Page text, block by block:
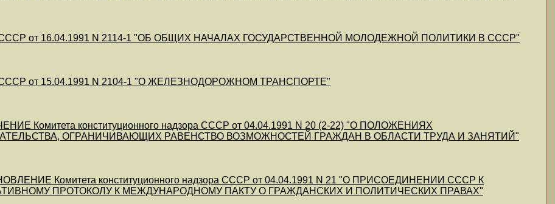
от 16.04.1991 N 2114-1 "ОБ ОБЩИХ НАЧАЛАХ ГОСУДАРСТВЕННОЙ МОЛОДЕЖНОЙ ПОЛИТИКИ В СССР"
от 15.04.1991 N 2104-1 "О ЖЕЛЕЗНОДОРОЖНОМ ТРАНСПОРТЕ"
Комитета конституционного надзора СССР от 04.04.1991 N 20 (2-22) "О ПОЛОЖЕНИЯХ
ОГРАНИЧИВАЮЩИХ РАВЕНСТВО ВОЗМОЖНОСТЕЙ ГРАЖДАН В ОБЛАСТИ ТРУДА И ЗАНЯТИЙ"
Комитета конституционного надзора СССР от 04.04.1991 N 21 "О ПРИСОЕДИНЕНИИ СССР К
ПРОТОКОЛУ К МЕЖДУНАРОДНОМУ ПАКТУ О ГРАЖДАНСКИХ И ПОЛИТИЧЕСКИХ ПРАВАХ"